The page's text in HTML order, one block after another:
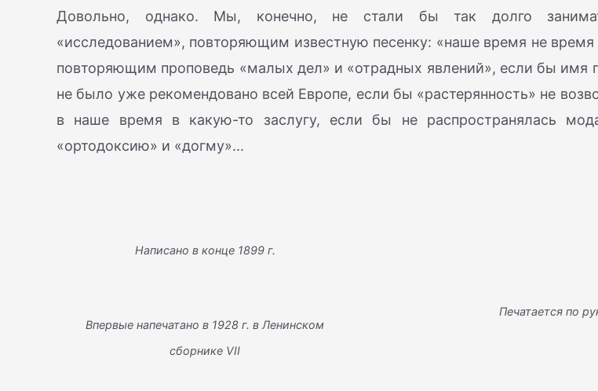
Довольно, однако. Мы, конечно, не стали бы так долго
«исследованием», повторяющим известную песенку: «наше время не
повторяющим проповедь «малых дел» и «отрадных явлений», если бы имя
не было уже рекомендовано всей Европе, если бы «растерянность» не
в наше время в какую-то заслугу, если бы не распространялась
«ортодоксию» и «догму»...
Написано в конце 1899 г.
Впервые напечатано в 1928 г. в Ленинском
сборнике VII
Печатается по